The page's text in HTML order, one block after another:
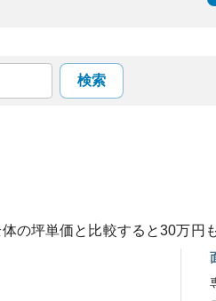
検索
の坪単価と比較すると30万円